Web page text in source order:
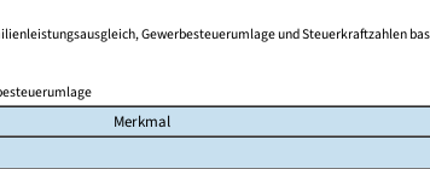
Gewerbesteuerumlage und Steuerkraftzahlen
Merkmal